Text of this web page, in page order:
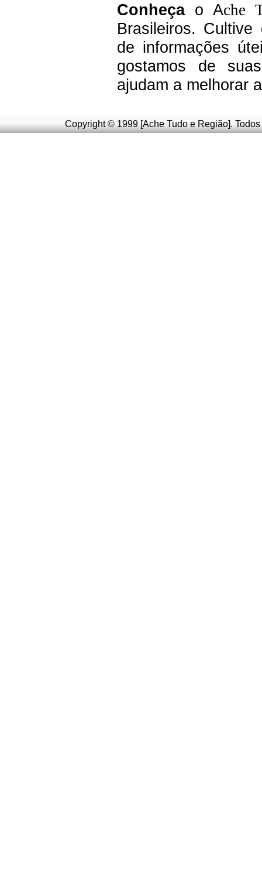
Conheçao Ache
Brasileiros.
de informações
gostamos de
ajudam a melhorar
Copyright © 1999 [Ache Tudo e Região].